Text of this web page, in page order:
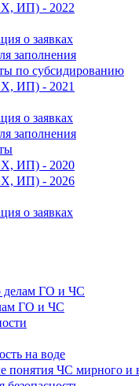
ИП) - 2022
о заявках
заполнения
по субсидированию
ИП) - 2021
о заявках
заполнения
ИП) - 2020
ИП) - 2026
о заявках
делам ГО и ЧС
ГО и ЧС
на воде
понятия ЧС мирного и